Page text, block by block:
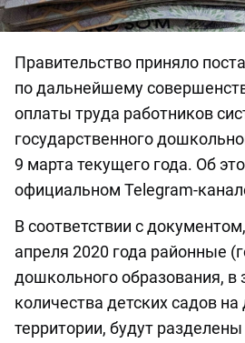
Правительство приняло
по дальнейшему
оплаты труда работников
государственного
9 марта текущего года. Об
официальном Telegram-
В соответствии с
апреля 2020 года районные
дошкольного образования, в
количества детских садов на
территории, будут